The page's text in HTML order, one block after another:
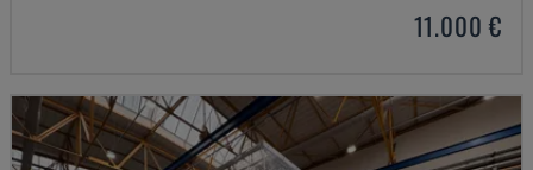
11.000 €